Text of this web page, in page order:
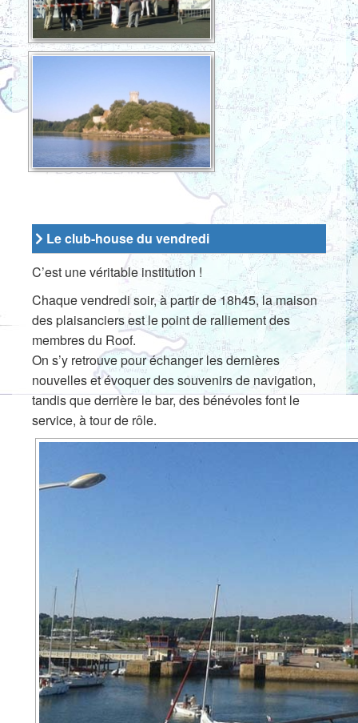
Le club-house du vendredi
C’est une véritable institution !
Chaque vendredi soir, à partir de 18h45, la maison
des plaisanciers est le point de ralliement des
membres du Roof.
On s’y retrouve pour échanger les dernières
nouvelles et évoquer des souvenirs de navigation,
tandis que derrière le bar, des bénévoles font le
service, à tour de rôle.